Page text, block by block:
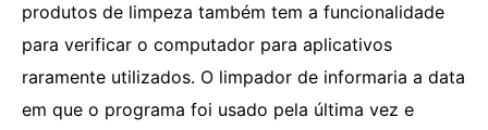
produtos de limpeza também tem a funcionalidade
para verificar o computador para aplicativos
raramente utilizados. O limpador de informaria a data
em que o programa foi usado pela última vez e